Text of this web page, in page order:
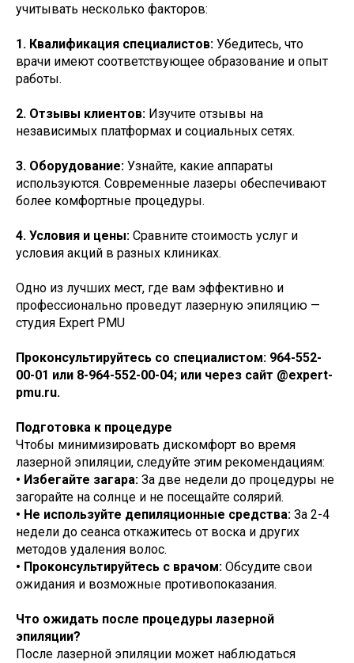
учитывать несколько факторов:
1. Квалификация специалистов: Убедитесь, что
врачи имеют соответствующее образование и опыт
работы.
2. Отзывы клиентов: Изучите отзывы на
независимых платформах и социальных сетях.
3. Оборудование: Узнайте, какие аппараты
используются. Современные лазеры обеспечивают
более комфортные процедуры.
4. Условия и цены: Сравните стоимость услуг и
условия акций в разных клиниках.
Одно из лучших мест, где вам эффективно и
профессионально проведут лазерную эпиляцию —
студия Expert PMU
Проконсультируйтесь со специалистом: 964-552-
00-01 или 8-964-552-00-04; или через сайт @expert-
pmu.ru.
Подготовка к процедуре
Чтобы минимизировать дискомфорт во время
лазерной эпиляции, следуйте этим рекомендациям:
• Избегайте загара: За две недели до процедуры не
загорайте на солнце и не посещайте солярий.
• Не используйте депиляционные средства: За 2-4
недели до сеанса откажитесь от воска и других
методов удаления волос.
• Проконсультируйтесь с врачом: Обсудите свои
ожидания и возможные противопоказания.
Что ожидать после процедуры лазерной
эпиляции?
После лазерной эпиляции может наблюдаться